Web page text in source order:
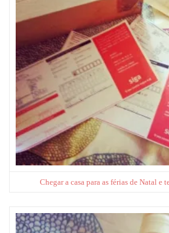
Chegar a casa para as férias de Natal e